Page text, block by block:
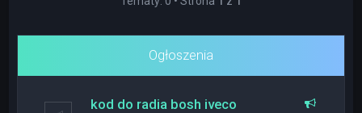
Ogłoszenia
kod do radia bosh iveco